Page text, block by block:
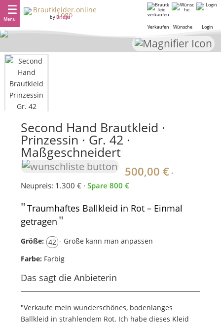
Menu byBridys
Login
Wünsche
Verkaufen
Second Hand Brautkleid ·
Prinzessin · Gr. 42 ·
Maßgeschneidert
500,00 € ·
Neupreis: 1.300 € ·Spare 800 €
" Traumhaftes Ballkleid in Rot – Einmal
getragen "
Größe: 42 - Größe kann man anpassen
Farbe: Farbig
Das sagt die Anbieterin
"Verkaufe mein wunderschönes, bodenlanges
Ballkleid in strahlendem Rot. Ich habe dieses Kleid